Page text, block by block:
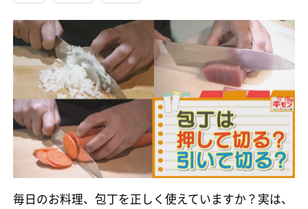
毎日のお料理、包丁を正しく使えていますか？実は、